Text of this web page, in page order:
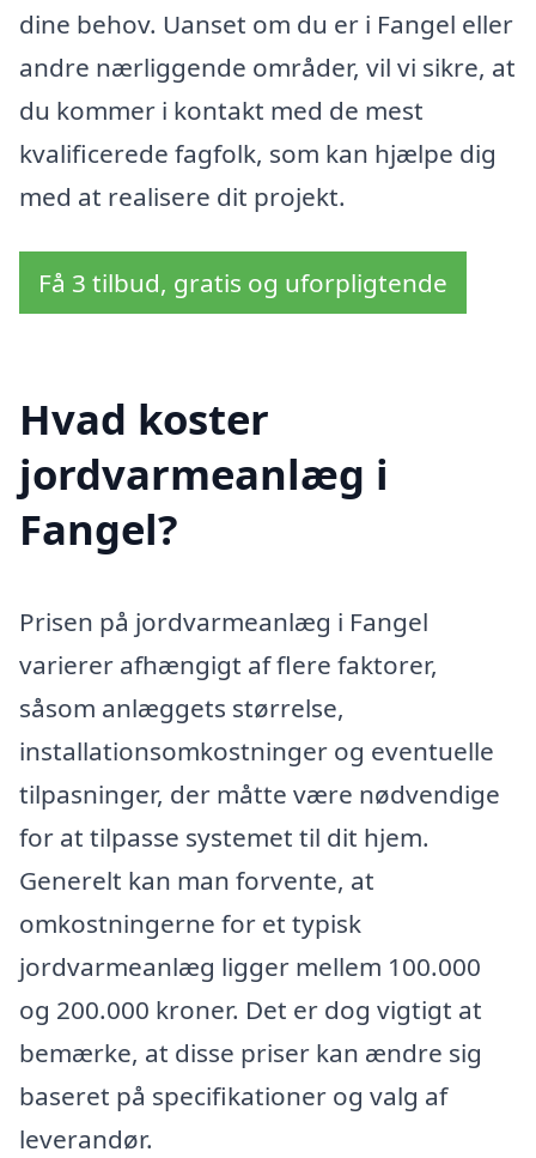
dine behov. Uanset om du er i Fangel eller
andre nærliggende områder, vil vi sikre, at
du kommer i kontakt med de mest
kvalificerede fagfolk, som kan hjælpe dig
med at realisere dit projekt.
Få 3 tilbud, gratis og uforpligtende
Hvad koster
jordvarmeanlæg i
Fangel?
Prisen på jordvarmeanlæg i Fangel
varierer afhængigt af flere faktorer,
såsom anlæggets størrelse,
installationsomkostninger og eventuelle
tilpasninger, der måtte være nødvendige
for at tilpasse systemet til dit hjem.
Generelt kan man forvente, at
omkostningerne for et typisk
jordvarmeanlæg ligger mellem 100.000
og 200.000 kroner. Det er dog vigtigt at
bemærke, at disse priser kan ændre sig
baseret på specifikationer og valg af
leverandør.